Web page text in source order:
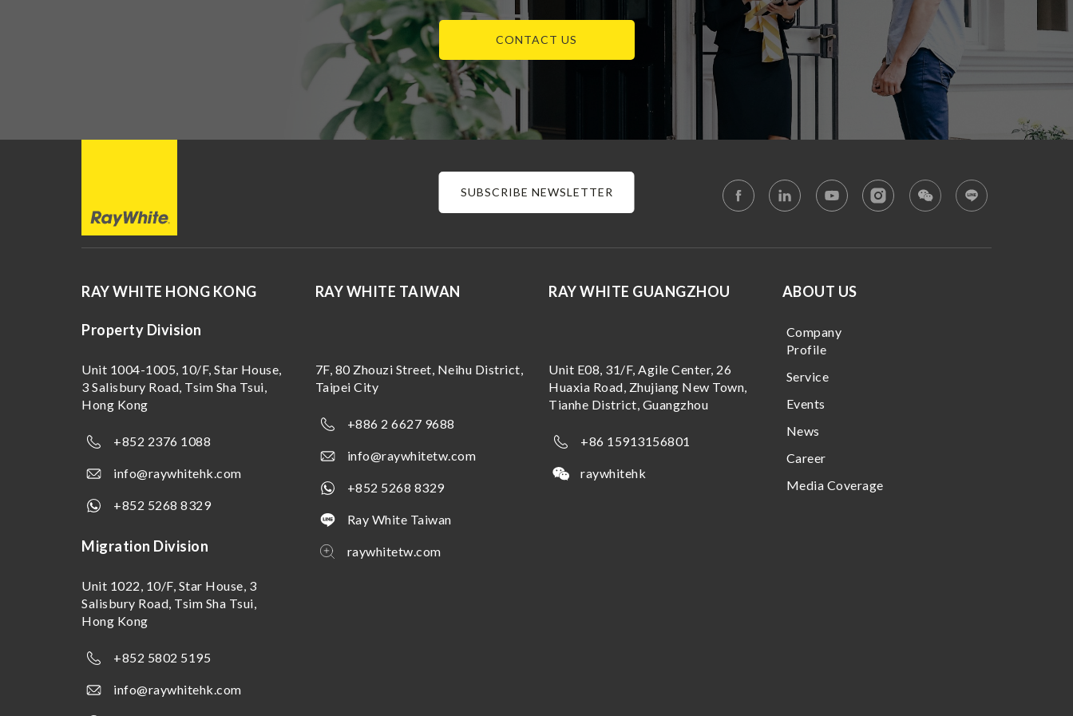
CONTACT US
RAY WHITE HONG KONG
Property Division
Unit 1004-1005, 10/F, Star House,
3 Salisbury Road, Tsim Sha Tsui,
Hong Kong
+852 2376 1088
info@raywhitehk.com
+852 5268 8329
Migration Division
Unit 1022, 10/F, Star House, 3
Salisbury Road, Tsim Sha Tsui,
Hong Kong
+852 5802 5195
info@raywhitehk.com
RAY WHITE TAIWAN
7F, 80 Zhouzi Street, Neihu District,
Taipei City
+886 2 6627 9688
info@raywhitetw.com
+852 5268 8329
Ray White Taiwan
raywhitetw.com
RAY WHITE GUANGZHOU
Unit E08, 31/F, Agile Center, 26
Huaxia Road, Zhujiang New Town,
Tianhe District, Guangzhou
+86 15913156801
raywhitehk
SUBSCRIBE NEWSLETTER
ABOUT US
Company
Profile
Service
Events
News
Career
Media Coverage